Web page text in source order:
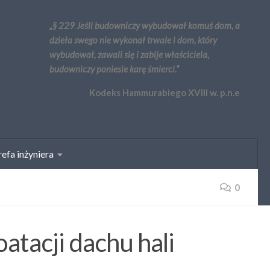
„§ 229 Jeśli budowniczy wybudował komuś dom, a
dzieła swego nie wykonał trwale i dom, który
wybudował, zawali się i zabije właściciela,
budowniczy poniesie karę śmierci.”
Kodeks Hammurabiego XVIII w. p.n.e
inżyniera
0
dachu hali